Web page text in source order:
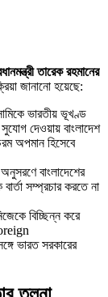
তারেক রহমানের
জানানো হয়েছে:
ভারতীয় ভূখণ্ড
দেওয়ায় বাংলাদেশ
অপমান হিসেবে
বাংলাদেশের
সম্প্রচার করতে না
বিচ্ছিন্ন করে
ভারত সরকারের